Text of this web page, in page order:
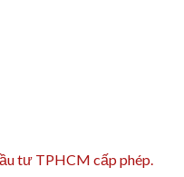
tư TPHCM cấp phép.